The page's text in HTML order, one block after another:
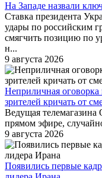
На Западе назвали
Ставка президента
удары по российским
смягчить позицию по
н...
9 августа 2026
Неприличная оговорка
зрителей кричать от
Ведущая телемагазина
прямом эфире,
9 августа 2026
Появились первые